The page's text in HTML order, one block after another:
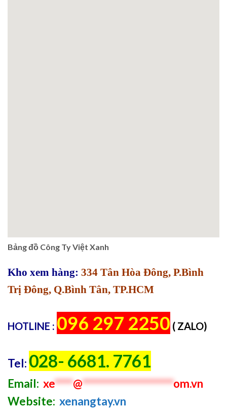
Bảng đồ Công Ty Việt Xanh
Kho xem hàng: 334 Tân Hòa Đông, P.Bình
Trị Đông, Q.Bình Tân, TP.HCM
HOTLINE : 096 297 2250 ( ZALO)
Tel: 028- 6681. 7761
Email: xe****@********************om.vn
Website: xenangtay.vn